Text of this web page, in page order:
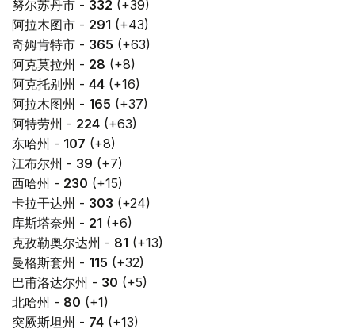
努尔苏丹市 - 332 (+39)
阿拉木图市 - 291 (+43)
奇姆肯特市 - 365 (+63)
阿克莫拉州 - 28 (+8)
阿克托别州 - 44 (+16)
阿拉木图州 - 165 (+37)
阿特劳州 - 224 (+63)
东哈州 - 107 (+8)
江布尔州 - 39 (+7)
西哈州 - 230 (+15)
卡拉干达州 - 303 (+24)
库斯塔奈州 - 21 (+6)
克孜勒奥尔达州 - 81 (+13)
曼格斯套州 - 115 (+32)
巴甫洛达尔州 - 30 (+5)
北哈州 - 80 (+1)
突厥斯坦州 - 74 (+13)